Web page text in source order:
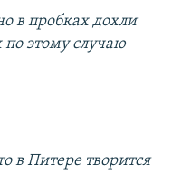
в пробках дохли
этому случаю
в Питере творится